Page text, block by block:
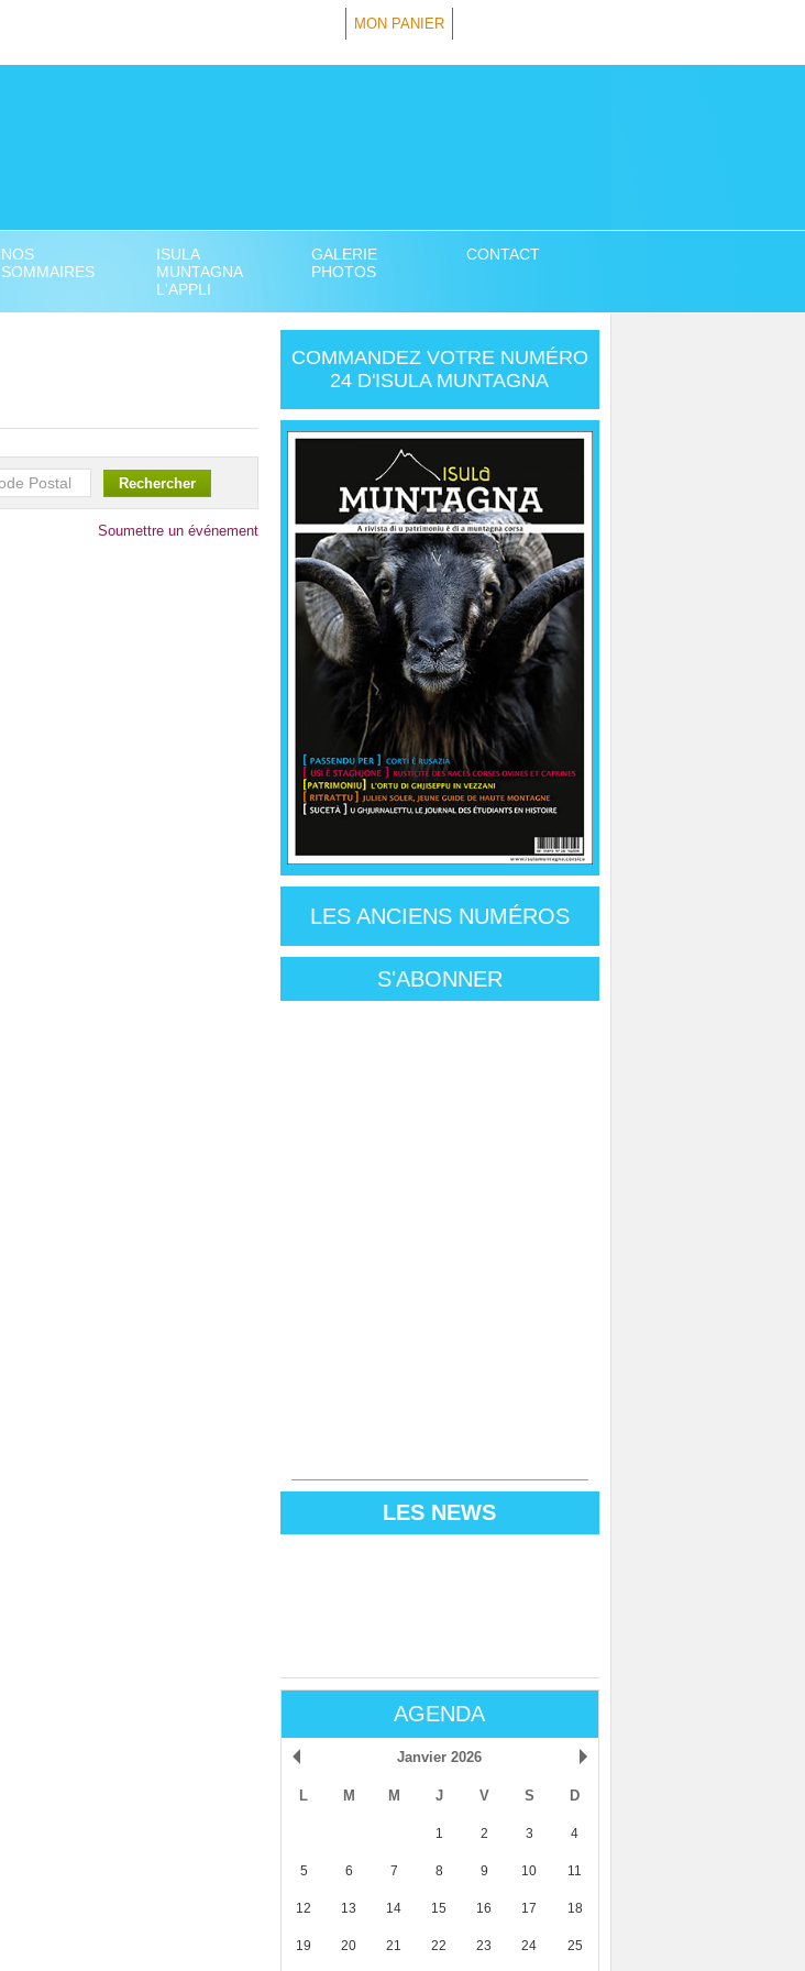
MON PANIER
NOS
SOMMAIRES
ISULA
MUNTAGNA
L'APPLI
GALERIE
PHOTOS
CONTACT
Soumettre un événement
COMMANDEZ VOTRE NUMÉRO
24 D'ISULA MUNTAGNA
LES ANCIENS NUMÉROS
S'ABONNER
LES NEWS
AGENDA
Janvier 2026
L M M J V S D
1 2 3 4
5 6 7 8 9 10 11
12 13 14 15 16 17 18
19 20 21 22 23 24 25